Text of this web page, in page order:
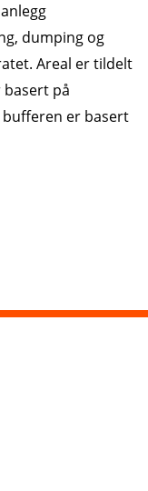
dumping og
Areal er tildelt
på
er basert